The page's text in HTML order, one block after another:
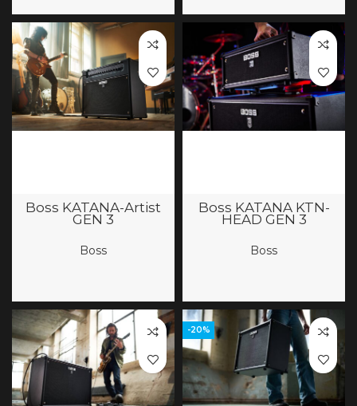
Boss KATANA-Artist
GEN 3
Boss
Boss KATANA KTN-
HEAD GEN 3
Boss
-20%